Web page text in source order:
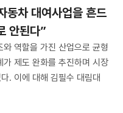
동차 대여사업을 흔드
안된다”
와 역할을 가진 산업으로 균형
제도 완화를 추진하며 시장
. 이에 대해 김필수 대림대